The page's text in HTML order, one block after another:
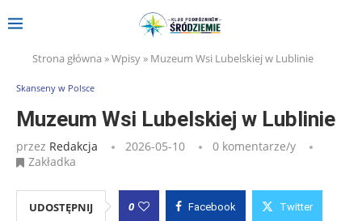
Strona główna »Wpisy» Muzeum Wsi Lubelskiej w Lublinie
Skanseny w Polsce
Muzeum Wsi Lubelskiej w Lublinie
przez Redakcja 2026-05-10
0 komentarze/y
Zakładka
UDOSTĘPNIJ 0 Facebook Twitter